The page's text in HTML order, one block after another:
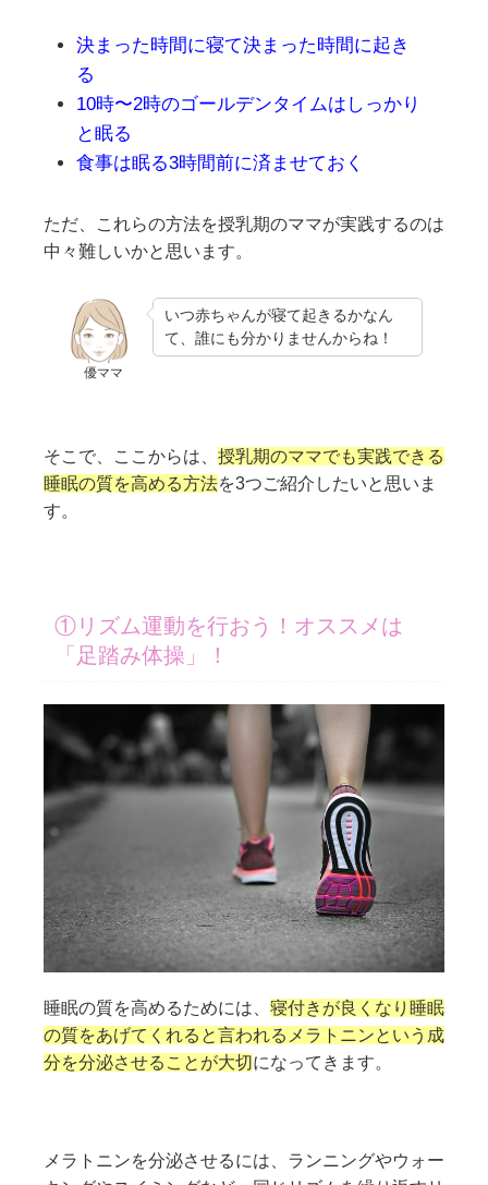
決まった時間に寝て決まった時間に起き
る
10時〜2時のゴールデンタイムはしっかり
と眠る
食事は眠る3時間前に済ませておく
ただ、これらの方法を授乳期のママが実践するのは
中々難しいかと思います。
優ママ
いつ赤ちゃんが寝て起きるかなん
て、誰にも分かりませんからね！
そこで、ここからは、 授乳期のママでも実践できる
睡眠の質を高める方法を3つご紹介したいと思いま
す。
①リズム運動を行おう！オススメは
「足踏み体操」！
睡眠の質を高めるためには、 寝付きが良くなり睡眠
の質をあげてくれると言われるメラトニンという成
分を分泌させることが大切になってきます。
メラトニンを分泌させるには、ランニングやウォー